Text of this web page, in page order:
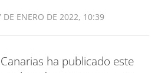
DE ENERO DE 2022, 10:39
ha publicado este